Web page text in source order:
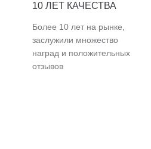
10 ЛЕТ КАЧЕСТВА
Более 10 лет на рынке,
заслужили множество
наград и положительных
отзывов